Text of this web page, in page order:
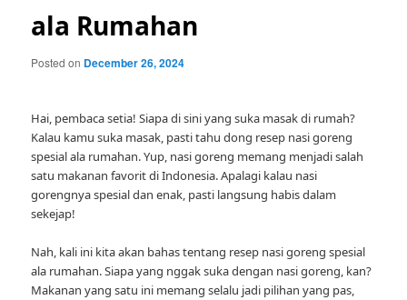
ala Rumahan
Posted on December 26, 2024
Hai, pembaca setia! Siapa di sini yang suka masak di rumah?
Kalau kamu suka masak, pasti tahu dong resep nasi goreng
spesial ala rumahan. Yup, nasi goreng memang menjadi salah
satu makanan favorit di Indonesia. Apalagi kalau nasi
gorengnya spesial dan enak, pasti langsung habis dalam
sekejap!
Nah, kali ini kita akan bahas tentang resep nasi goreng spesial
ala rumahan. Siapa yang nggak suka dengan nasi goreng, kan?
Makanan yang satu ini memang selalu jadi pilihan yang pas,